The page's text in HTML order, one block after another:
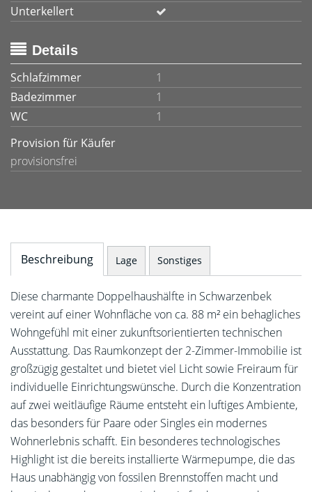
Unterkellert
Details
Schlafzimmer
1
Badezimmer
1
WC
1
Provision für Käufer
provisionsfrei
Beschreibung Lage Sonstiges
Diese charmante Doppelhaushälfte in Schwarzenbek
vereint auf einer Wohnfläche von ca. 88 m² ein behagliches
Wohngefühl mit einer zukunftsorientierten technischen
Ausstattung. Das Raumkonzept der 2-Zimmer-Immobilie ist
großzügig gestaltet und bietet viel Licht sowie Freiraum für
individuelle Einrichtungswünsche. Durch die Konzentration
auf zwei weitläufige Räume entsteht ein luftiges Ambiente,
das besonders für Paare oder Singles ein modernes
Wohnerlebnis schafft. Ein besonderes technologisches
Highlight ist die bereits installierte Wärmepumpe, die das
Haus unabhängig von fossilen Brennstoffen macht und